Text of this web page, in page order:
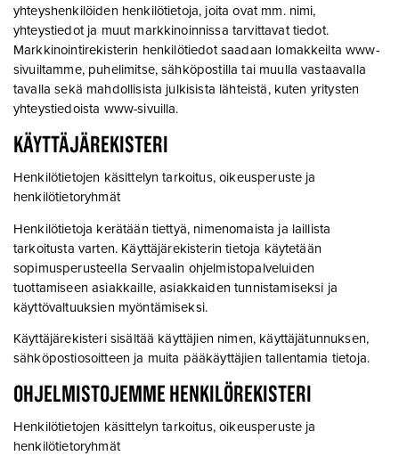
yhteyshenkilöiden henkilötietoja, joita ovat mm. nimi,
yhteystiedot ja muut markkinoinnissa tarvittavat tiedot.
Markkinointirekisterin henkilötiedot saadaan lomakkeilta www-
sivuiltamme, puhelimitse, sähköpostilla tai muulla vastaavalla
tavalla sekä mahdollisista julkisista lähteistä, kuten yritysten
yhteystiedoista www-sivuilla.
KÄYTTÄJÄREKISTERI
Henkilötietojen käsittelyn tarkoitus, oikeusperuste ja
henkilötietoryhmät
Henkilötietoja kerätään tiettyä, nimenomaista ja laillista
tarkoitusta varten. Käyttäjärekisterin tietoja käytetään
sopimusperusteella Servaalin ohjelmistopalveluiden
tuottamiseen asiakkaille, asiakkaiden tunnistamiseksi ja
käyttövaltuuksien myöntämiseksi.
Käyttäjärekisteri sisältää käyttäjien nimen, käyttäjätunnuksen,
sähköpostiosoitteen ja muita pääkäyttäjien tallentamia tietoja.
OHJELMISTOJEMME HENKILÖREKISTERI
Henkilötietojen käsittelyn tarkoitus, oikeusperuste ja
henkilötietoryhmät